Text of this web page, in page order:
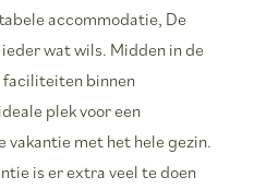
accommodatie, De
wat wils. Midden in de
faciliteiten binnen
plek voor een
vakantie met het hele gezin.
is er extra veel te doen